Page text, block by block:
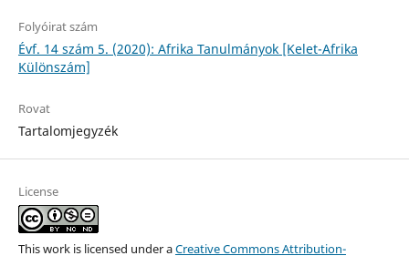
Folyóirat szám
Évf. 14 szám 5. (2020): Afrika Tanulmányok [Kelet-Afrika
Különszám]
Rovat
Tartalomjegyzék
License
This work is licensed under aCreative Commons Attribution-